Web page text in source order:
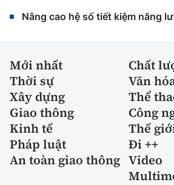
Nâng cao hệ số tiết kiệm năng
Mới nhất
Chất
Thời sự
Văn
Xây dựng
Thể
Giao thông
Công
Kinh tế
Thế
Pháp luật
Đi ++
An toàn giao thông Video